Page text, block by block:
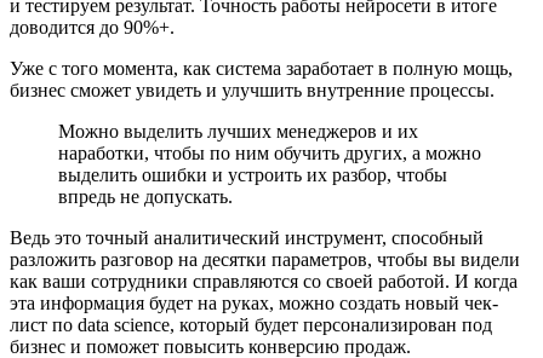
и тестируем результат. Точность работы нейросети в итоге
доводится до 90%+.
Уже с того момента, как система заработает в полную мощь,
бизнес сможет увидеть и улучшить внутренние процессы.
Можно выделить лучших менеджеров и их
наработки, чтобы по ним обучить других, а можно
выделить ошибки и устроить их разбор, чтобы
впредь не допускать.
Ведь это точный аналитический инструмент, способный
разложить разговор на десятки параметров, чтобы вы видели
как ваши сотрудники справляются со своей работой. И когда
эта информация будет на руках, можно создать новый чек-
лист по data science, который будет персонализирован под
бизнес и поможет повысить конверсию продаж.